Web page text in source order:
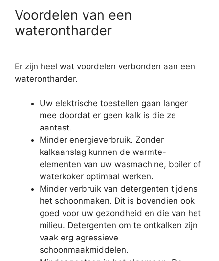
Voordelen van een
waterontharder
Er zijn heel wat voordelen verbonden aan een
waterontharder.
Uw elektrische toestellen gaan langer
mee doordat er geen kalk is die ze
aantast.
Minder energieverbruik. Zonder
kalkaanslag kunnen de warmte-
elementen van uw wasmachine, boiler of
waterkoker optimaal werken.
Minder verbruik van detergenten tijdens
het schoonmaken. Dit is bovendien ook
goed voor uw gezondheid en die van het
milieu. Detergenten om te ontkalken zijn
vaak erg agressieve
schoonmaakmiddelen.